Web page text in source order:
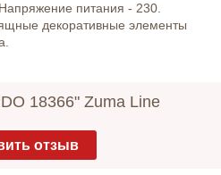
питания - 230.
декоративные элементы
18366" Zuma Line
отзыв